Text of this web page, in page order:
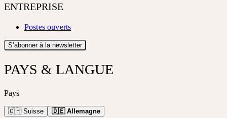
ENTREPRISE
Postes ouverts
S’abonner à la newsletter
PAYS & LANGUE
Pays
🇨🇭 Suisse 🇩🇪 Allemagne